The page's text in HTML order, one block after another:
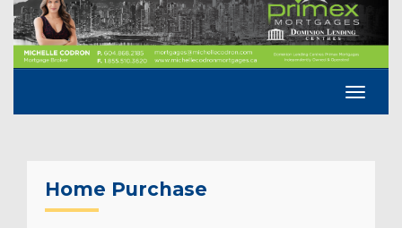
Home Purchase